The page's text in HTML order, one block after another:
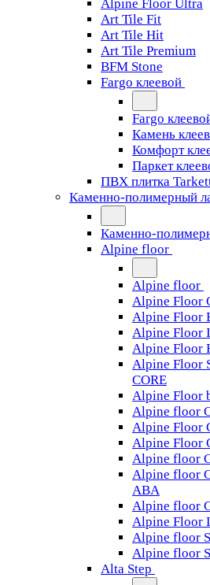
Alpine Floor Ultra
Art Tile Fit
Art Tile Hit
Art Tile Premium
BFM Stone
Fargo клеевой
Fargo
Камень
Комфорт
Паркет
ПВХ плитка
Каменно-полимерный
Каменно-
Alpine floor
Alpine floor
Alpine Floor
Alpine Floor
Alpine Floor
Alpine Floor
Alpine Floor
CORE
Alpine Floor
Alpine floor
Alpine Floor
Alpine Floor
Alpine floor
Alpine floor
ABA
Alpine floor
Alpine Floor
Alpine floor
Alpine floor
Alta Step